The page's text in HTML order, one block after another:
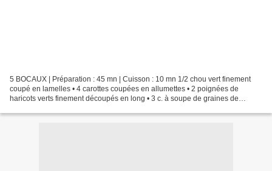
5 BOCAUX | Préparation : 45 mn | Cuisson : 10 mn 1/2 chou vert finement
coupé en lamelles • 4 carottes coupées en allumettes • 2 poignées de
haricots verts finement découpés en long • 3 c. à soupe de graines de